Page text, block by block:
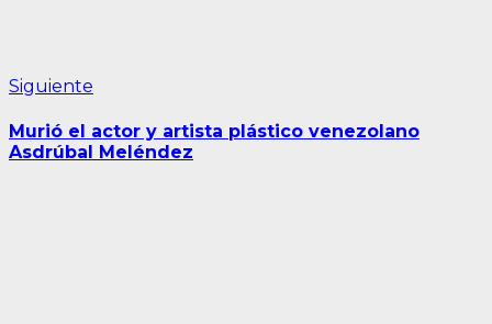
Siguiente
Murió el actor y artista plástico venezolano
Asdrúbal Meléndez